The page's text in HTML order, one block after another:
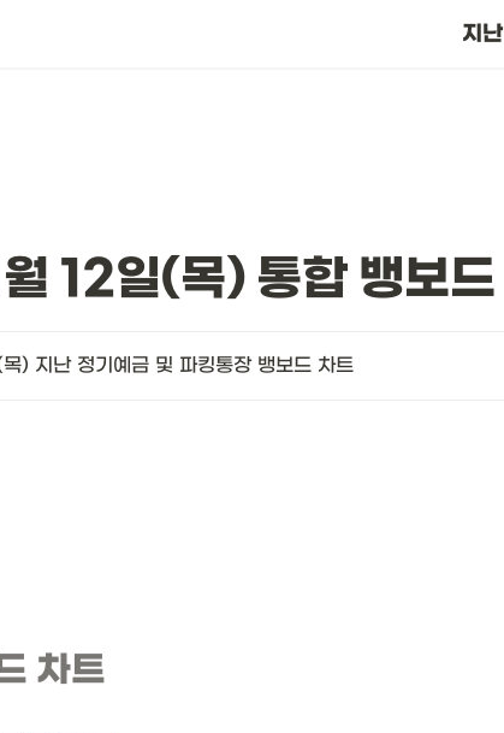
지
12일(목) 통합 뱅보드
) 지난 정기예금 및 파킹통장 뱅보드 차트
차트